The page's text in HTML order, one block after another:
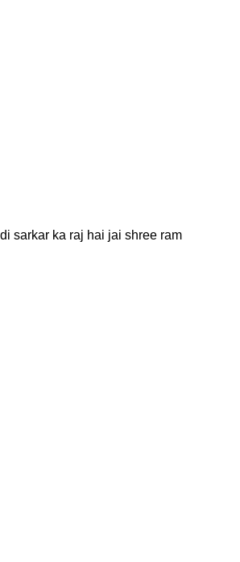
sarkar ka raj hai jai shree ram